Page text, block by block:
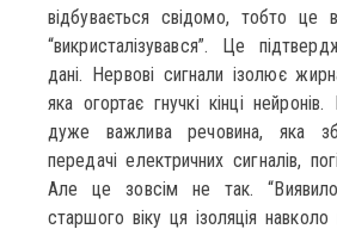
відбувається свідомо, тобто це
“викристалізувався”. Це
дані. Нервові сигнали ізолює
яка огортає гнучкі кінці
дуже важлива речовина, яка
передачі електричних сигналів,
Але це зовсім не так.
старшого віку ця ізоляція навколо